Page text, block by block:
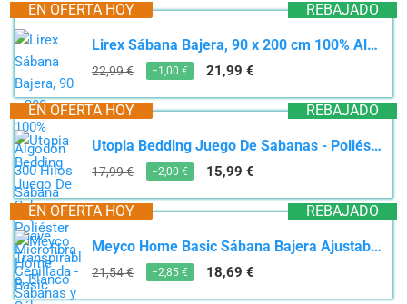
REBAJADO
EN OFERTA HOY
Lirex Sábana Bajera, 90 x 200 cm 100% Algodón 300 Hilos Sábana Bajera Suave Transpirable, Blanco
22,99 € −1,00 € 21,99 €
REBAJADO
EN OFERTA HOY
Utopia Bedding Juego De Sabanas - Poliéster Microfibra Cepillada - Sábanas y Fundas de Almohada...
17,99 € −2,00 € 15,99 €
REBAJADO
EN OFERTA HOY
Meyco Home Basic Sábana Bajera Ajustable para 1 Persona (sábana de Calidad de Punto Suave, 100%...
21,54 € −2,85 € 18,69 €